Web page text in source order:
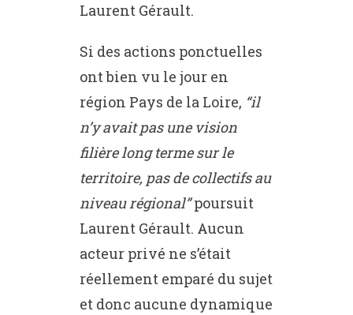
Laurent Gérault.
Si des actions ponctuelles
ont bien vu le jour en
région Pays de la Loire, “il
n’y avait pas une vision
filière long terme sur le
territoire, pas de collectifs au
niveau régional”poursuit
Laurent Gérault. Aucun
acteur privé ne s’était
réellement emparé du sujet
et donc aucune dynamique